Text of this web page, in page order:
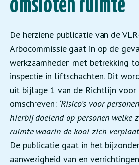
omsloten ruimte
De herziene publicatie van de
Arbocommissie gaat in op de
werkzaamheden met betrekking
inspectie in liftschachten. Dit
uit bijlage 1 van de Richtlijn
omschreven: ‘Risico’s voor
hierbij doelend op personen welke
ruimte waarin de kooi zich
De publicatie gaat in het
aanwezigheid van en